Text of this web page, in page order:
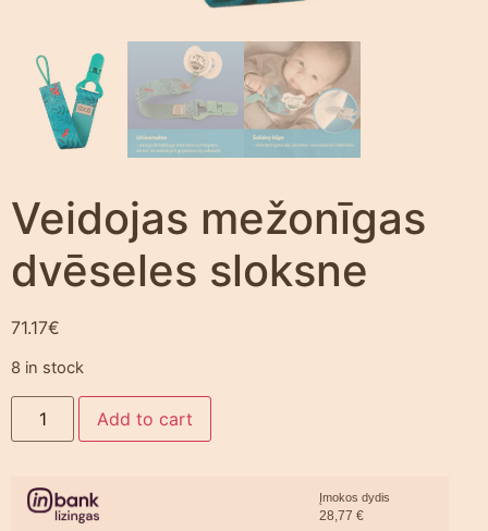
Veidojas mežonīgas
dvēseles sloksne
71.17€
8 in stock
Add to cart
Įmokos dydis
28,77 €